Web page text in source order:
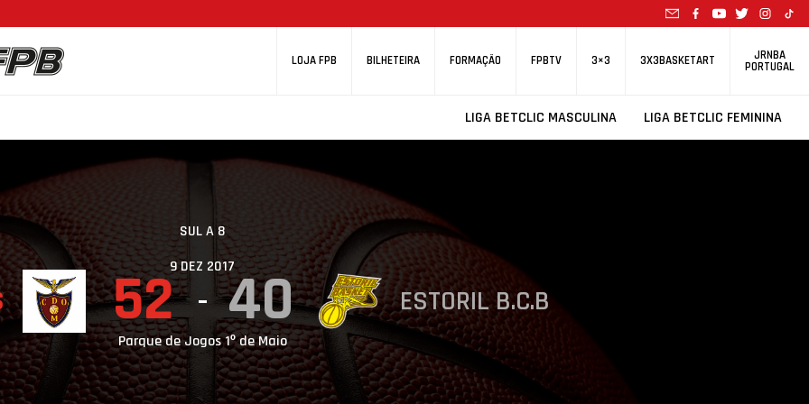
LOJA FPB BILHETEIRA FORMAÇÃO FPBTV 3×3 3X3BASKETART JRNBA
PORTUGAL
LIGA BETCLIC MASCULINA LIGA BETCLIC FEMININA
SUL A 8
9 DEZ 2017
52 40 ESTORIL B.C.B
Parque de Jogos 1º de Maio